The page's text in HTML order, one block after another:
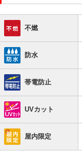
不燃
防水
帯電防止
UVカット
屋内限定